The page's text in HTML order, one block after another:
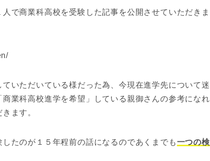
で商業科高校を受験した記事を公開させていただきま
いただいている様だった為、今現在進学先について迷
業科高校進学を希望」している親御さんの参考になれ
ます。
たのが１５年程前の話になるのであくまでも一つの検